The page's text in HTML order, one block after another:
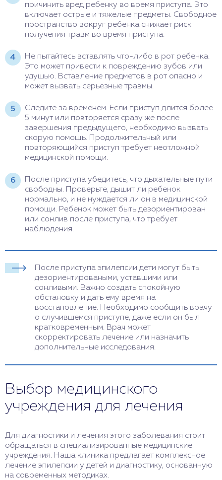
причинить вред ребенку во время приступа. Это
включает острые и тяжелые предметы. Свободное
пространство вокруг ребенка снижает риск
получения травм во время приступа.
Не пытайтесь вставлять что-либо в рот ребенка.
Это может привести к повреждению зубов или
удушью. Вставление предметов в рот опасно и
может вызвать серьезные травмы.
Следите за временем. Если приступ длится более
5 минут или повторяется сразу же после
завершения предыдущего, необходимо вызвать
скорую помощь. Продолжительный или
повторяющийся приступ требует неотложной
медицинской помощи.
После приступа убедитесь, что дыхательные пути
свободны. Проверьте, дышит ли ребенок
нормально, и не нуждается ли он в медицинской
помощи. Ребенок может быть дезориентирован
или сонлив после приступа, что требует
наблюдения.
После приступа эпилепсии дети могут быть
дезориентироваными, уставшими или
сонливыми. Важно создать спокойную
обстановку и дать ему время на
восстановление. Необходимо сообщить врачу
о случившемся приступе, даже если он был
кратковременным. Врач может
скорректировать лечение или назначить
дополнительные исследования.
Выбор медицинского
учреждения для лечения
Для диагностики и лечения этого заболевания стоит
обращаться в специализированные медицинские
учреждения. Наша клиника предлагает комплексное
лечение эпилепсии у детей и диагностику, основанную
на современных методиках.